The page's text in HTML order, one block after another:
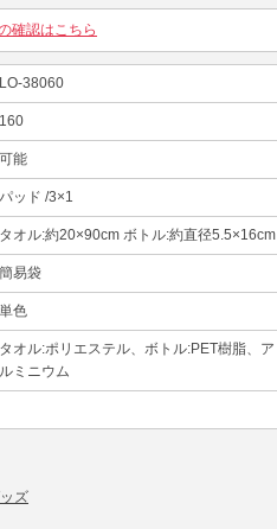
確認はこちら
LO-38060
160
可能
パッド /3×1
タオル:約20×90cm ボトル:約直径5.5×16cm
簡易袋
単色
タオル:ポリエステル、ボトル:PET樹脂、ア
ルミニウム
ズ